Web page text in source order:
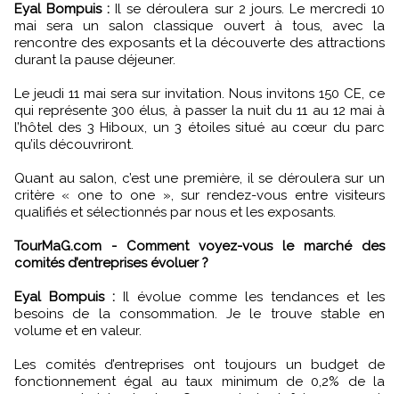
Eyal Bompuis : Il se déroulera sur 2 jours. Le mercredi 10
mai sera un salon classique ouvert à tous, avec la
rencontre des exposants et la découverte des attractions
durant la pause déjeuner.
Le jeudi 11 mai sera sur invitation. Nous invitons 150 CE, ce
qui représente 300 élus, à passer la nuit du 11 au 12 mai à
l’hôtel des 3 Hiboux, un 3 étoiles situé au cœur du parc
qu’ils découvriront.
Quant au salon, c’est une première, il se déroulera sur un
critère « one to one », sur rendez-vous entre visiteurs
qualifiés et sélectionnés par nous et les exposants.
TourMaG.com - Comment voyez-vous le marché des
comités d’entreprises évoluer ?
Eyal Bompuis : Il évolue comme les tendances et les
besoins de la consommation. Je le trouve stable en
volume et en valeur.
Les comités d’entreprises ont toujours un budget de
fonctionnement égal au taux minimum de 0,2% de la